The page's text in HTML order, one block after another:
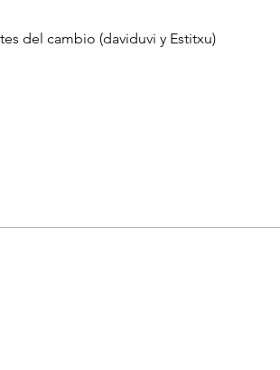
del cambio (daviduvi y Estitxu)